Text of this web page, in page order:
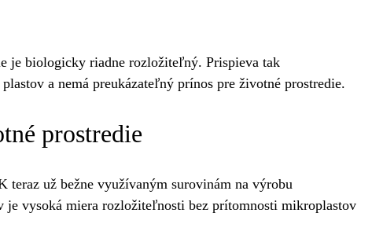
je biologicky riadne rozložiteľný. Prispieva tak
a nemá preukázateľný prínos pre životné prostredie.
prostredie
už bežne využívaným surovinám na výrobu
vysoká miera rozložiteľnosti bez prítomnosti mikroplastov